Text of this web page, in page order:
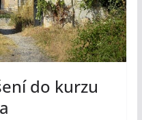
do kurzu